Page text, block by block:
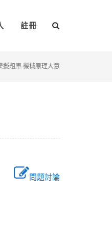
註冊
擬題庫 機械原理大意
問題討論